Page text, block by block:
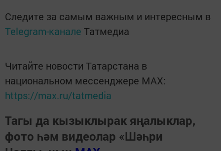
Следите за самым важным и интересным в
Telegram-канале Татмедиа
Читайте новости Татарстана в
национальном мессенджере MАХ:
https://max.ru/tatmedia
Тагы да кызыклырак яңалыклар,
фото һәм видеолар «Шәһри